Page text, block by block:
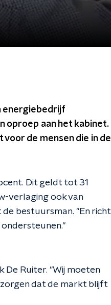
energiebedrijf
oproep aan het kabinet.
de mensen die in de
Dit geldt tot 31
verlaging ook van
bestuursman. "En richt
ondersteunen."
De Ruiter. "Wij moeten
dat de markt blijft